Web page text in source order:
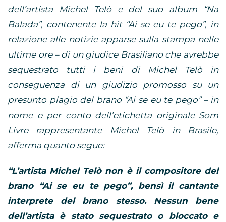
dell’artista Michel Telò e del suo album “Na
Balada”, contenente la hit “Ai se eu te pego”, in
relazione alle notizie apparse sulla stampa nelle
ultime ore – di un giudice Brasiliano che avrebbe
sequestrato tutti i beni di Michel Telò in
conseguenza di un giudizio promosso su un
presunto plagio del brano “Ai se eu te pego” – in
nome e per conto dell’etichetta originale Som
Livre rappresentante Michel Telò in Brasile,
afferma quanto segue:
“L’artista Michel Telò non è il compositore del
brano “Ai se eu te pego”, bensì il cantante
interprete del brano stesso. Nessun bene
dell’artista è stato sequestrato o bloccato e